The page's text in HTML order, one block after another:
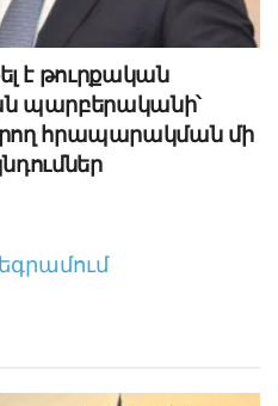
է թուրքական
պարբերականի՝
հրապարակման մի